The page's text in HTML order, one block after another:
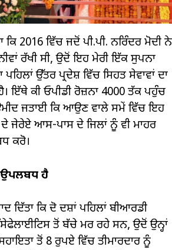
ਕਿ 2016 ਵਿੱਚ ਜਦੋਂ ਪੀ.ਪੀ. ਨਰਿੰਦਰ ਮੋਦੀ ਨੇ
ਰੱਖੀ ਸੀ, ਉਦੋਂ ਇਹ ਮੇਰੀ ਇੱਕ ਸੁਪਨਾ
ਉੱਤਰ ਪ੍ਰਦੇਸ਼ ਵਿੱਚ ਸਿਹਤ ਸੇਵਾਵਾਂ ਦਾ
ਕੀ ਓਪੀਡੀ ਰੋਜ਼ਨਾ 4000 ਤੱਕ ਪਹੁੰਚ
ਜਤਾਈ ਕਿ ਆਉਣ ਵਾਲੇ ਸਮੇਂ ਵਿੱਚ ਇਹ
ਜੇਰੇਏ ਆਸ-ਪਾਸ ਦੇ ਜਿਲਾਂ ਨੂੰ ਵੀ ਮਾਹਰ
ਕਰੋ।
ਉਪਲਬਧ ਹੈ
ਦਿੱਤਾ ਕਿ ਦੋ ਦਸ਼ਾਂ ਪਹਿਲਾਂ ਬੀਆਰਡੀ
ਤੋਂ ਬੱਚੇ ਮਰ ਰਹੇ ਸਨ, ਉਦੋਂ ਉਨ੍ਹਾਂ
ਤੋਂ 8 ਰੁਪਏ ਵਿੱਚ ਤੀਮਾਰਦਾਰ ਨੂੰ